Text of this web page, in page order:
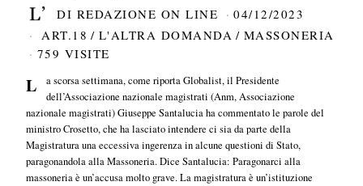
DI REDAZIONE ON LINE
04/12/2023
ART.18 / L'ALTRA DOMANDA / MASSONERIA
759 VISITE
La scorsa settimana, come riporta Globalist, il Presidente
dell’Associazione nazionale magistrati (Anm, Associazione
nazionale magistrati) Giuseppe Santalucia ha commentato le parole del
ministro Crosetto, che ha lasciato intendere ci sia da parte della
Magistratura una eccessiva ingerenza in alcune questioni di Stato,
paragonandola alla Massoneria. Dice Santalucia: Paragonarci alla
massoneria è un’accusa molto grave. La magistratura è un’istituzione